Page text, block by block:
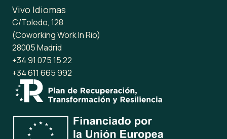
Vivo Idiomas
C/Toledo, 128
(Coworking Work In Rio)
28005 Madrid
+34 91 075 15 22
+34 611 665 992